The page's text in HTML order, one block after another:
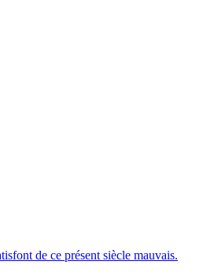
de ce présent siècle mauvais.